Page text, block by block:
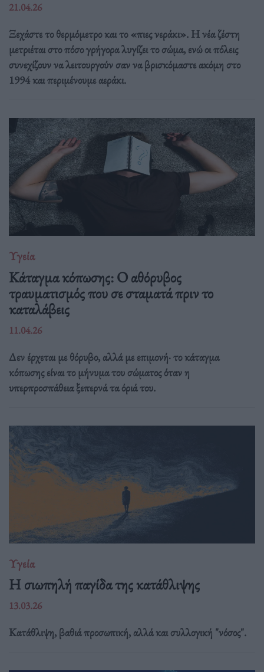
21.04.26
Ξεχάστε το θερμόμετρο και το «πιες νεράκι». Η νέα ζέστη
μετριέται στο πόσο γρήγορα λυγίζει το σώμα, ενώ οι πόλεις
συνεχίζουν να λειτουργούν σαν να βρισκόμαστε ακόμη στο
1994 και περιμένουμε αεράκι.
Υγεία
Κάταγμα κόπωσης: O αθόρυβος
τραυματισμός που σε σταματά πριν το
καταλάβεις
11.04.26
Δεν έρχεται με θόρυβο, αλλά με επιμονή· το κάταγμα
κόπωσης είναι το μήνυμα του σώματος όταν η
υπερπροσπάθεια ξεπερνά τα όριά του.
Υγεία
Η σιωπηλή παγίδα της κατάθλιψης
13.03.26
Κατάθλιψη, βαθιά προσωπική, αλλά και συλλογική "νόσος".